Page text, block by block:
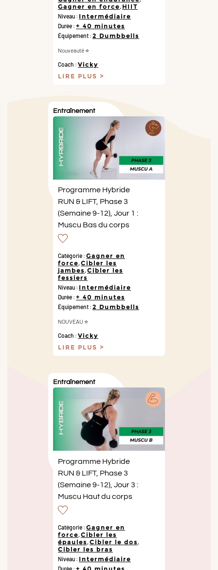
Gagner en force, HIIT
Niveau : Intermédiaire
Durée : + 40 minutes
Équipement : 2 Dumbbells
Nouveauté ⭐️
Coach : Vicky
LIRE PLUS
Entraînement
Programme Hybride
RUN & LIFT, Phase 3
(Semaine 9-12), Jour 1 :
Muscu Bas du corps
Catégorie : Gagner en
force,Cibler les
jambes ,Cibler les
fessiers
Niveau : Intermédiaire
Durée : + 40 minutes
Équipement : 2 Dumbbells
NOUVEAU ⭐️
Coach : Vicky
LIRE PLUS
Entraînement
Programme Hybride
RUN & LIFT, Phase 3
(Semaine 9-12), Jour 3 :
Muscu Haut du corps
Catégorie : Gagner en
force Cibler les
épaules Cibler le dos
Cibler les bras
Niveau : Intermédiaire
Durée : + 40 minutes